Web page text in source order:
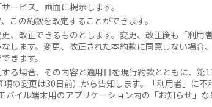
ービス」画面に掲示します。
この約款を改定することができます。
、改正できるものとします。変更、改正後も「利用
します。変更、改正された本約款に同意しない場合
きます。
する場合、その内容と適用日を現行約款とともに、
の変更は30日前）から告知します。「利用者」に不
バイル端末用のアプリケーション内の「お知らせ」な